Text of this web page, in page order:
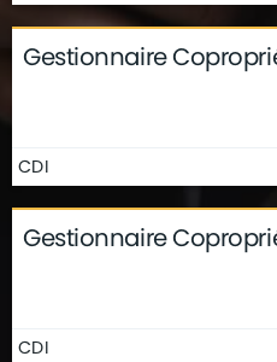
Gestionnaire
CDI
Gestionnaire
CDI